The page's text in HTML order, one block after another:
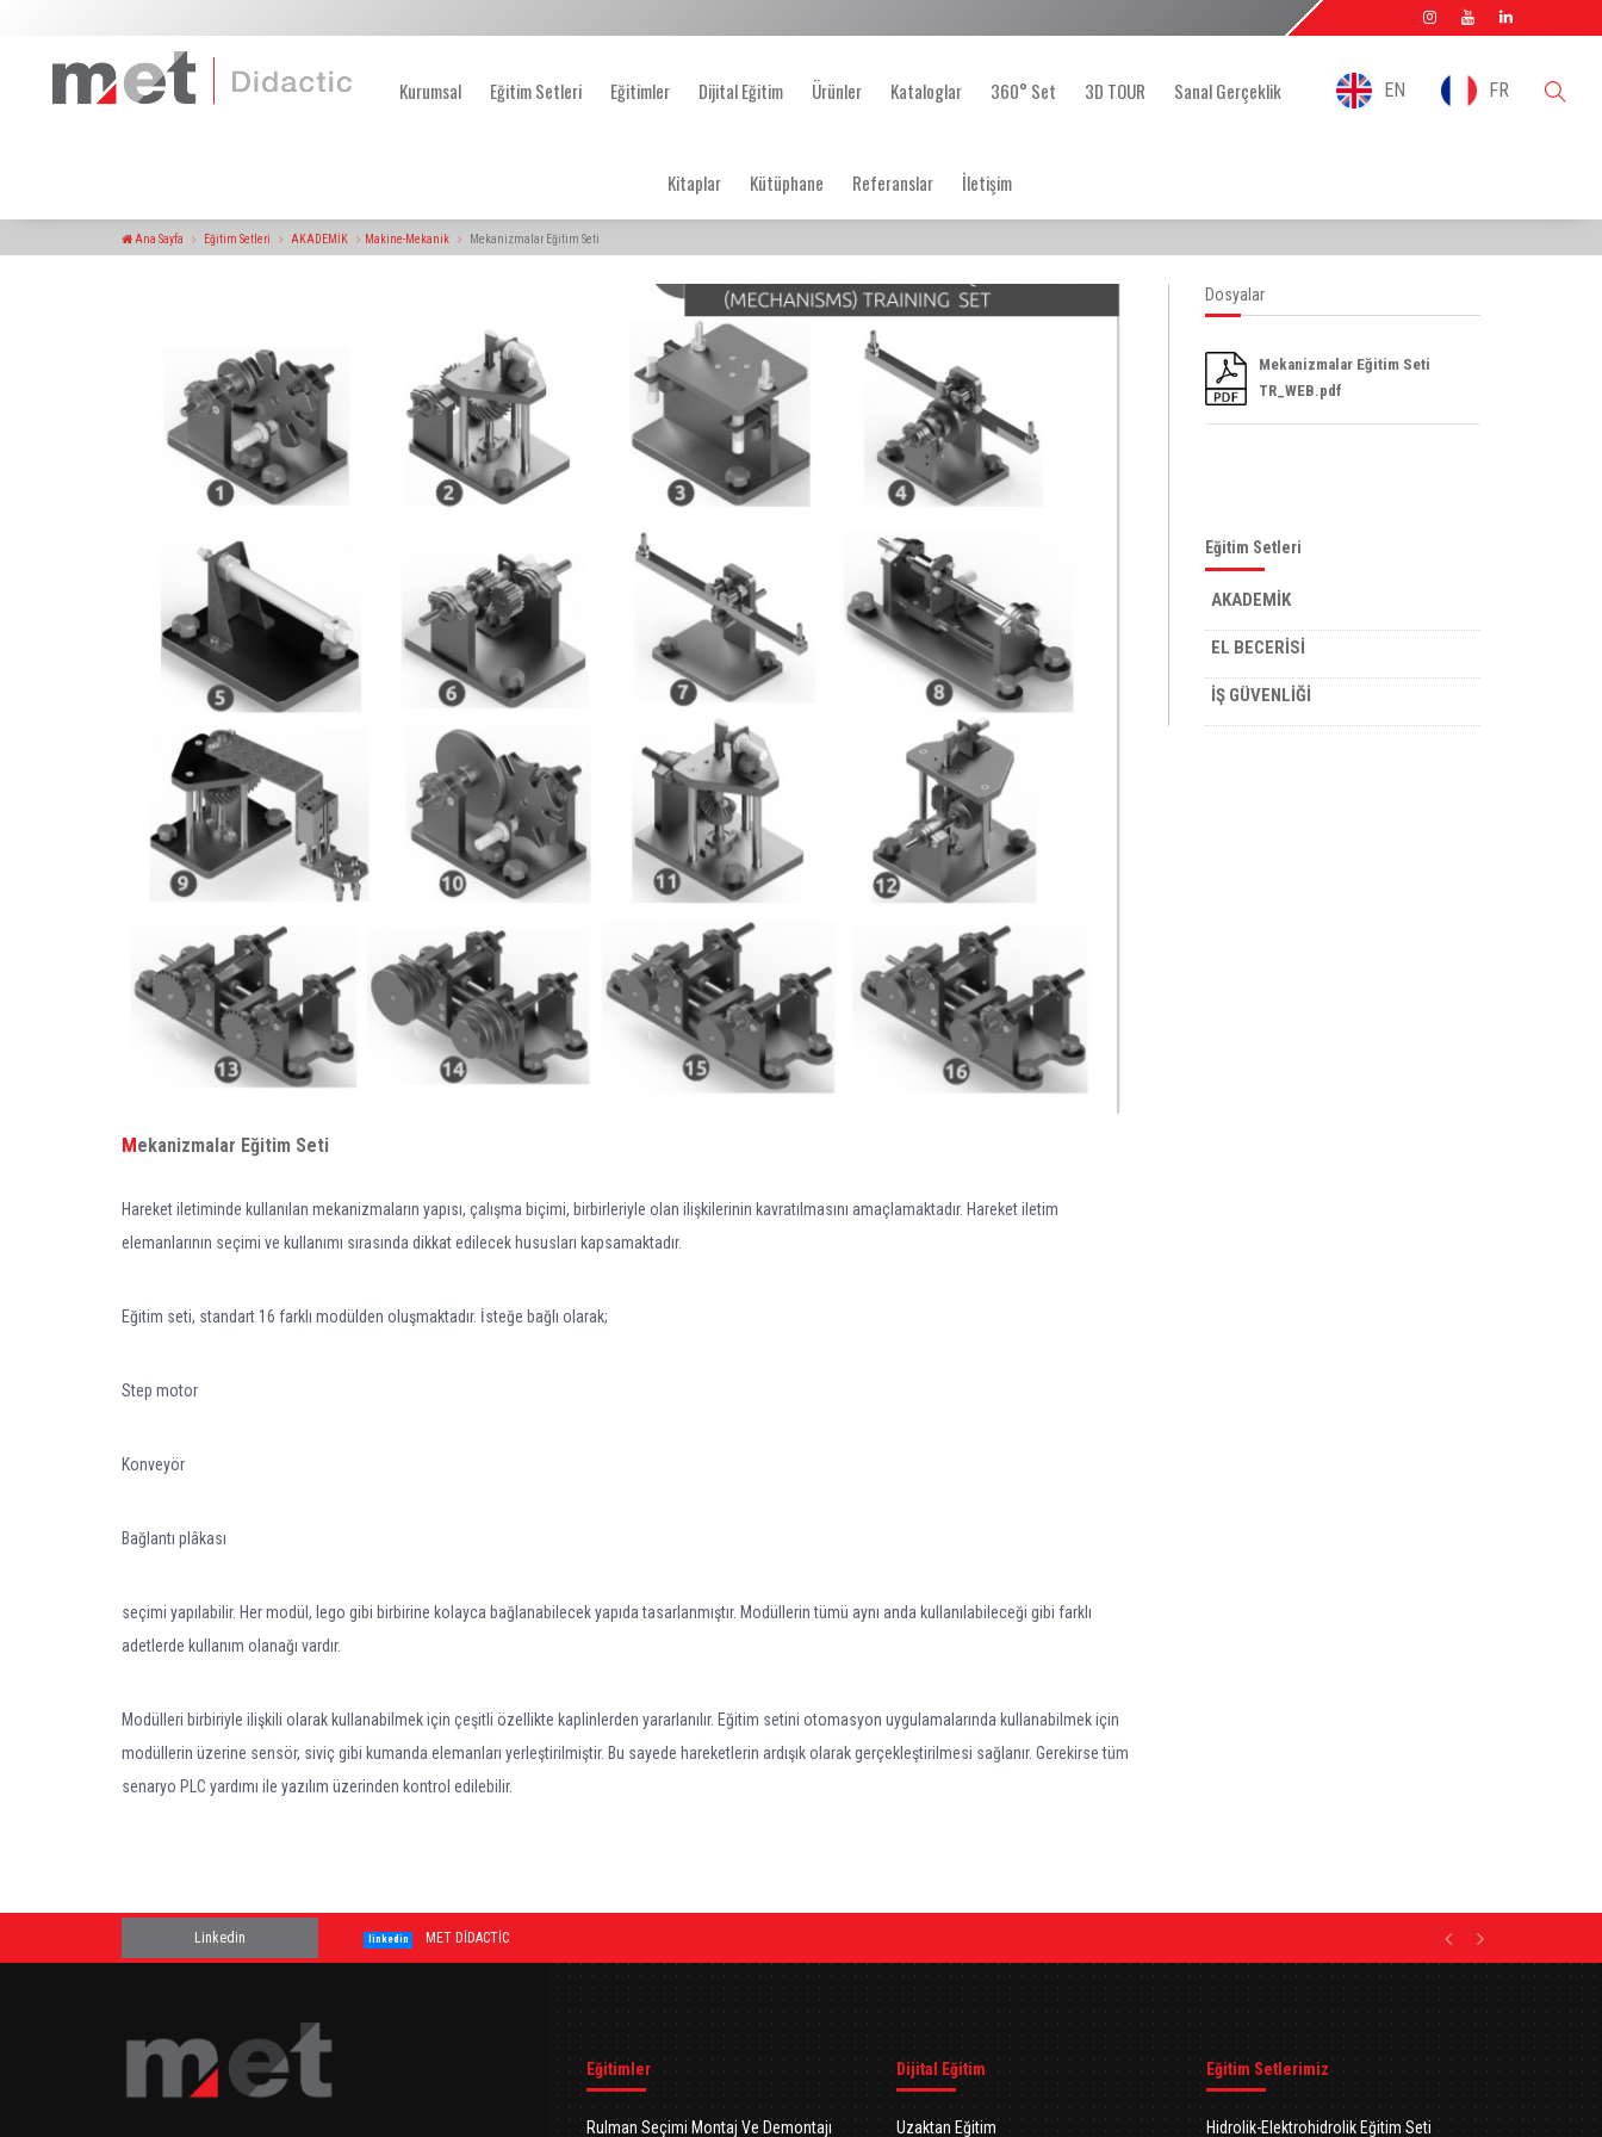
EN FR
Kurumsal Eğitim Setleri Eğitimler Dijital Eğitim Ürünler Kataloglar 360° Set 3D TOUR Sanal Gerçeklik
Kitaplar Kütüphane Referanslar İletişim
Ana Sayfa Eğitim Setleri AKADEMİK Makine-Mekanik Mekanizmalar Eğitim Seti
Mekanizmalar Eğitim Seti
Hareket iletiminde kullanılan mekanizmaların yapısı, çalışma biçimi, birbirleriyle olan ilişkilerinin kavratılmasını amaçlamaktadır. Hareket iletim
elemanlarının seçimi ve kullanımı sırasında dikkat edilecek hususları kapsamaktadır.
Eğitim seti, standart 16 farklı modülden oluşmaktadır. İsteğe bağlı olarak;
Step motor
Konveyör
Bağlantı plâkası
seçimi yapılabilir. Her modül, lego gibi birbirine kolayca bağlanabilecek yapıda tasarlanmıştır. Modüllerin tümü aynı anda kullanılabileceği gibi farklı
adetlerde kullanım olanağı vardır.
Modülleri birbiriyle ilişkili olarak kullanabilmek için çeşitli özellikte kaplinlerden yararlanılır. Eğitim setini otomasyon uygulamalarında kullanabilmek için
modüllerin üzerine sensör, siviç gibi kumanda elemanları yerleştirilmiştir. Bu sayede hareketlerin ardışık olarak gerçekleştirilmesi sağlanır. Gerekirse tüm
senaryo PLC yardımı ile yazılım üzerinden kontrol edilebilir.
Dosyalar
Mekanizmalar Eğitim Seti
TR_WEB.pdf
Eğitim Setleri
AKADEMİK
EL BECERİSİ
İŞ GÜVENLİĞİ
Linkedin linkedin MET DİDACTİC
Eğitimler
Rulman Seçimi Montaj Ve Demontajı
Dijital Eğitim
Uzaktan Eğitim
Eğitim Setlerimiz
Hidrolik-Elektrohidrolik Eğitim Seti